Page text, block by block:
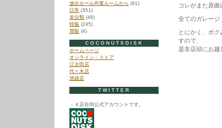
コレがまた原
全てのガレージ
とにかく、ボ
すので、
是非店頭にお越
放出セール作業ルームから (91)
日常 (351)
未分類 (48)
特集 (245)
買取 (4)
COCONUTSDISK
ホームページ
オンライン・ストア
江古田店
代々木店
池袋店
TWITTER
・４店合同公式アカウントです。